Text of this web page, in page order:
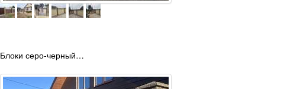
Блоки серо-черный…